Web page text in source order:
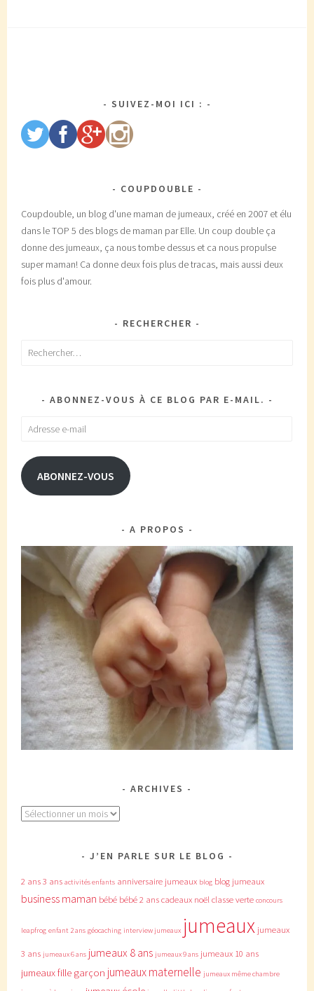
SUIVEZ-MOI ICI :
COUPDOUBLE
Coupdouble, un blog d'une maman de jumeaux, créé en 2007 et élu
dans le TOP 5 des blogs de maman par Elle. Un coup double ça
donne des jumeaux, ça nous tombe dessus et ca nous propulse
super maman! Ca donne deux fois plus de tracas, mais aussi deux
fois plus d'amour.
RECHERCHER
Rechercher :
ABONNEZ-VOUS À CE BLOG PAR E-MAIL.
Adresse
mail
ABONNEZ-VOUS
A PROPOS
ARCHIVES
Archives
J’EN PARLE SUR LE BLOG
2 ans3 ans activités enfants anniversaire jumeaux blog blog jumeaux
business maman bébé bébé 2 anscadeaux noëlclasse verte concours
leapfrog enfant 2 ans géocaching interview jumeaux jumeaux jumeaux
3 ans jumeaux 6 ans jumeaux 8 ans jumeaux 9 ans jumeaux 10 ans
jumeaux fille garçon jumeaux maternelle jumeaux même chambre